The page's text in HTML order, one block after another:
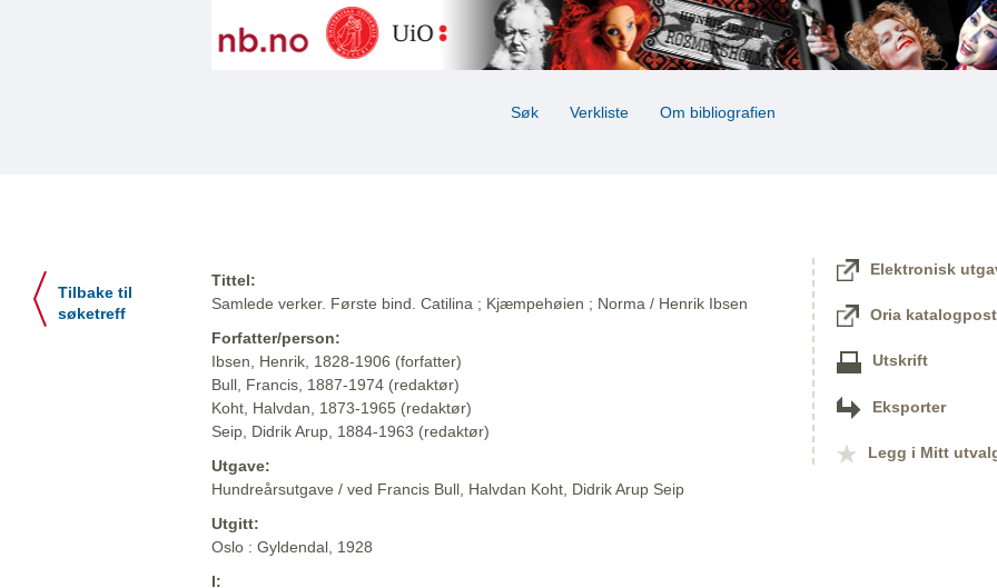
Søk Verkliste Om bibliografien
Tilbake til
søketreff
Tittel:
Samlede verker. Første bind. Catilina ; Kjæmpehøien ; Norma / Henrik Ibsen
Forfatter/person:
Ibsen, Henrik, 1828-1906 (forfatter)
Bull, Francis, 1887-1974 (redaktør)
Koht, Halvdan, 1873-1965 (redaktør)
Seip, Didrik Arup, 1884-1963 (redaktør)
Utgave:
Hundreårsutgave / ved Francis Bull, Halvdan Koht, Didrik Arup Seip
Utgitt:
Oslo : Gyldendal, 1928
I:
Elektronisk
Oria katalogpost
Utskrift
Eksporter
Legg i Mitt